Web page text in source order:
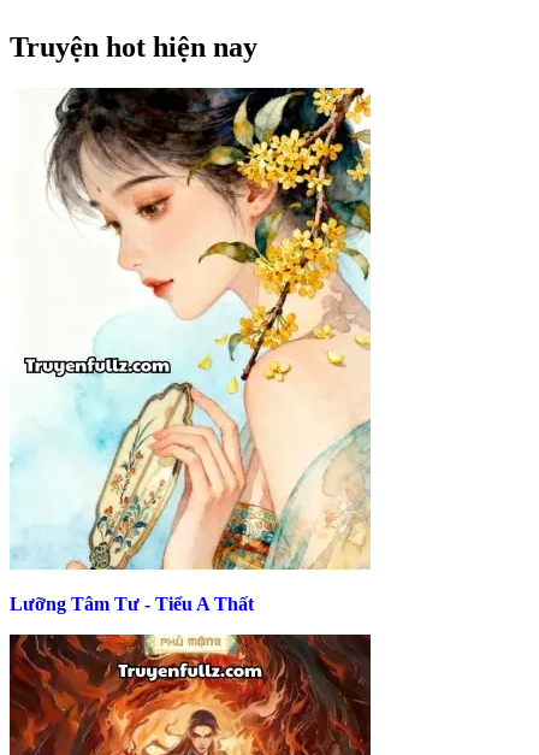
Truyện hot hiện nay
Lưỡng Tâm Tư - Tiểu A Thất